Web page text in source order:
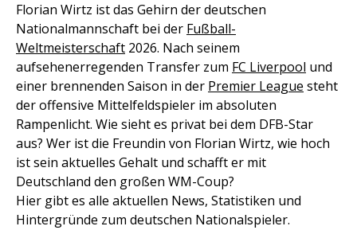
Florian Wirtz ist das Gehirn der deutschen
Nationalmannschaft bei der Fußball-
Weltmeisterschaft 2026. Nach seinem
aufsehenerregenden Transfer zum FC Liverpool und
einer brennenden Saison in der Premier League steht
der offensive Mittelfeldspieler im absoluten
Rampenlicht. Wie sieht es privat bei dem DFB-Star
aus? Wer ist die Freundin von Florian Wirtz, wie hoch
ist sein aktuelles Gehalt und schafft er mit
Deutschland den großen WM-Coup?
Hier gibt es alle aktuellen News, Statistiken und
Hintergründe zum deutschen Nationalspieler.